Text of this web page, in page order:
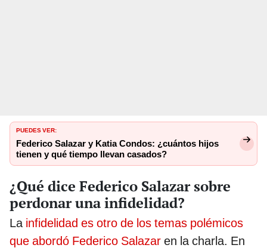
PUEDES VER:
Federico Salazar y Katia Condos: ¿cuántos hijos
tienen y qué tiempo llevan casados?
¿Qué dice Federico Salazar sobre
perdonar una infidelidad?
La infidelidad es otro de los temas polémicos
que abordó Federico Salazar en la charla. En